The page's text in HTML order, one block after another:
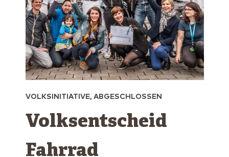
VOLKSINITIATIVE, ABGESCHLOSSEN
Volksentscheid
Fahrrad